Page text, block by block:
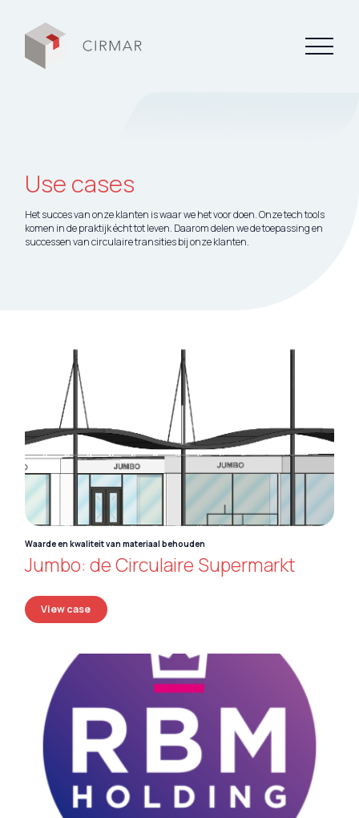
Circular Stories
FAQ
English
Deutsch
Use cases
Het succes van onze klanten is waar we het voor doen. Onze tech tools
komen in de praktijk écht tot leven. Daarom delen we de toepassing en
successen van circulaire transities bij onze klanten.
Waarde en kwaliteit van materiaal behouden
Jumbo: de Circulaire Supermarkt
View case